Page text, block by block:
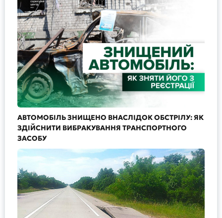
АВТОМОБІЛЬ ЗНИЩЕНО ВНАСЛІДОК ОБСТРІЛУ: ЯК
ЗДІЙСНИТИ ВИБРАКУВАННЯ ТРАНСПОРТНОГО
ЗАСОБУ